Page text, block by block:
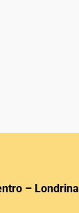
– Londrina